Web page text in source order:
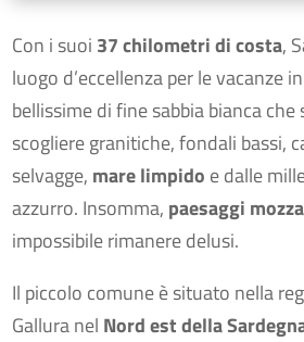
Con i suoi 37 chilometri di costa,
luogo d’eccellenza per le vacanze
bellissime di fine sabbia bianca
scogliere granitiche, fondali bassi,
selvagge, mare limpido e dalle
azzurro. Insomma, paesaggi
impossibile rimanere delusi.
Il piccolo comune è situato nella
Gallura nel Nord est della